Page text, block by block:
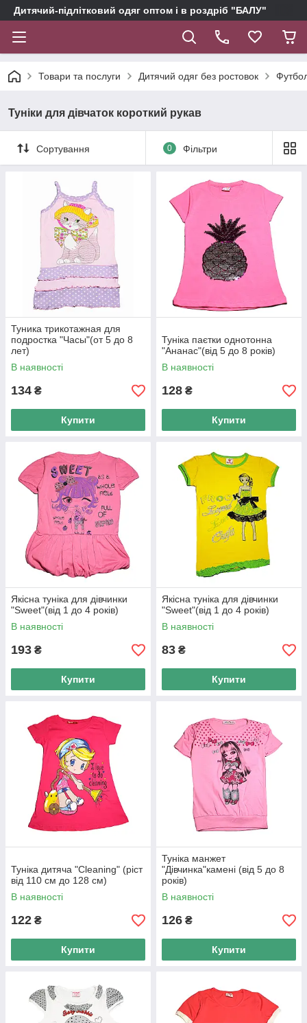
Дитячий-підлітковий одяг оптом і в роздріб "БАЛУ"
Товари та послуги Дитячий одяг без ростовок
Туніки для дівчаток короткий рукав
Сортування 0 Фільтри
Туника трикотажная для
подростка "Часы"(от 5 до 8
лет)
В наявності
134 ₴
Купити
Туніка паєтки однотонна
"Ананас"(від 5 до 8 років)
В наявності
128 ₴
Купити
Якісна туніка для дівчинки
"Sweet"(від 1 до 4 років)
В наявності
193 ₴
Купити
Якісна туніка для дівчинки
"Sweet"(від 1 до 4 років)
В наявності
83 ₴
Купити
Туніка дитяча "Cleaning" (ріст
від 110 см до 128 см)
В наявності
122 ₴
Купити
Туніка манжет
"Дівчинка"камені (від 5 до 8
років)
В наявності
126 ₴
Купити